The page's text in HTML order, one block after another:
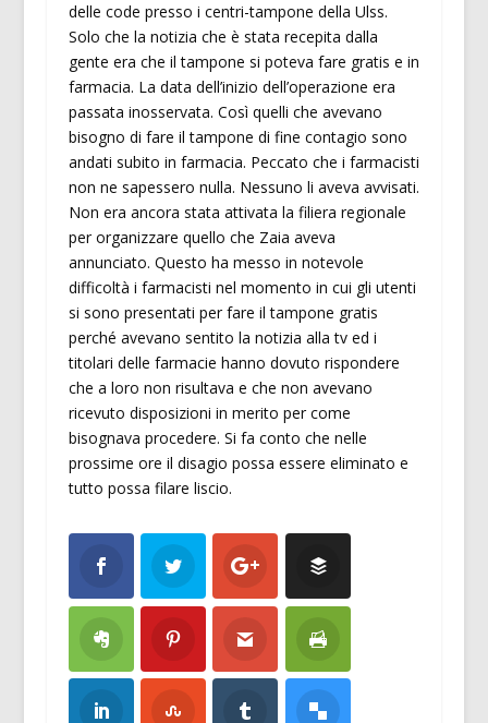
delle code presso i centri-tampone della Ulss.
Solo che la notizia che è stata recepita dalla
gente era che il tampone si poteva fare gratis e in
farmacia. La data dell’inizio dell’operazione era
passata inosservata. Così quelli che avevano
bisogno di fare il tampone di fine contagio sono
andati subito in farmacia. Peccato che i farmacisti
non ne sapessero nulla. Nessuno li aveva avvisati.
Non era ancora stata attivata la filiera regionale
per organizzare quello che Zaia aveva
annunciato. Questo ha messo in notevole
difficoltà i farmacisti nel momento in cui gli utenti
si sono presentati per fare il tampone gratis
perché avevano sentito la notizia alla tv ed i
titolari delle farmacie hanno dovuto rispondere
che a loro non risultava e che non avevano
ricevuto disposizioni in merito per come
bisognava procedere. Si fa conto che nelle
prossime ore il disagio possa essere eliminato e
tutto possa filare liscio.